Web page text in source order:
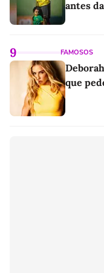
antes
9 FAMOSOS
que